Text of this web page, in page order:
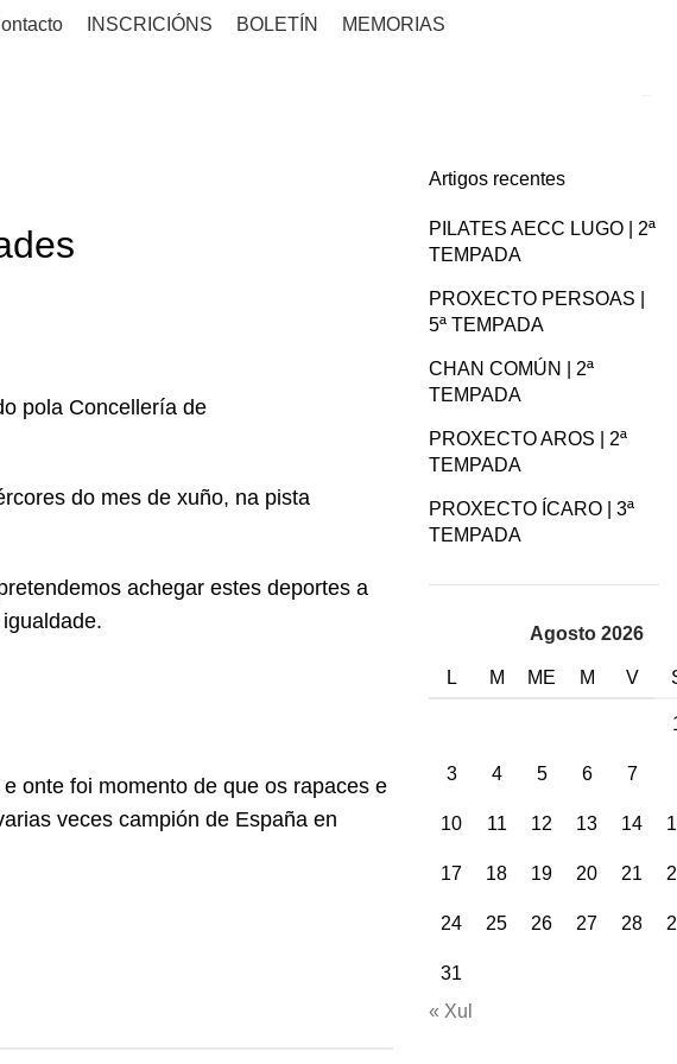
INSCRICIÓNS BOLETÍN MEMORIAS
pola Concellería de
do mes de xuño, na pista
achegar estes deportes a
e onte foi momento de que os rapaces e
veces campión de España en
Artigos recentes
PILATES AECC LUGO | 2ª
TEMPADA
PROXECTO PERSOAS |
5ª TEMPADA
CHAN COMÚN | 2ª
TEMPADA
PROXECTO AROS | 2ª
TEMPADA
PROXECTO ÍCARO | 3ª
TEMPADA
Agosto 2026
L M ME M V
3 4 5 6 7
10 11 12 13 14
17 18 19 20 21
24 25 26 27 28
31
« Xul